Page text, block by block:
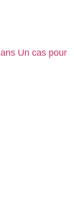
Un cas pour